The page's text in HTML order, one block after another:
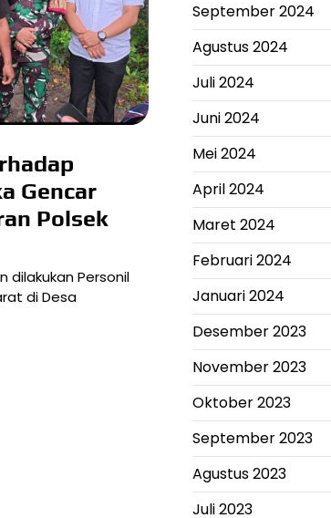
Gencar
Polsek
dilakukan Personil
di Desa
September 2024
Agustus 2024
Juli 2024
Juni 2024
Mei 2024
April 2024
Maret 2024
Februari 2024
Januari 2024
Desember 2023
November 2023
Oktober 2023
September 2023
Agustus 2023
Juli 2023